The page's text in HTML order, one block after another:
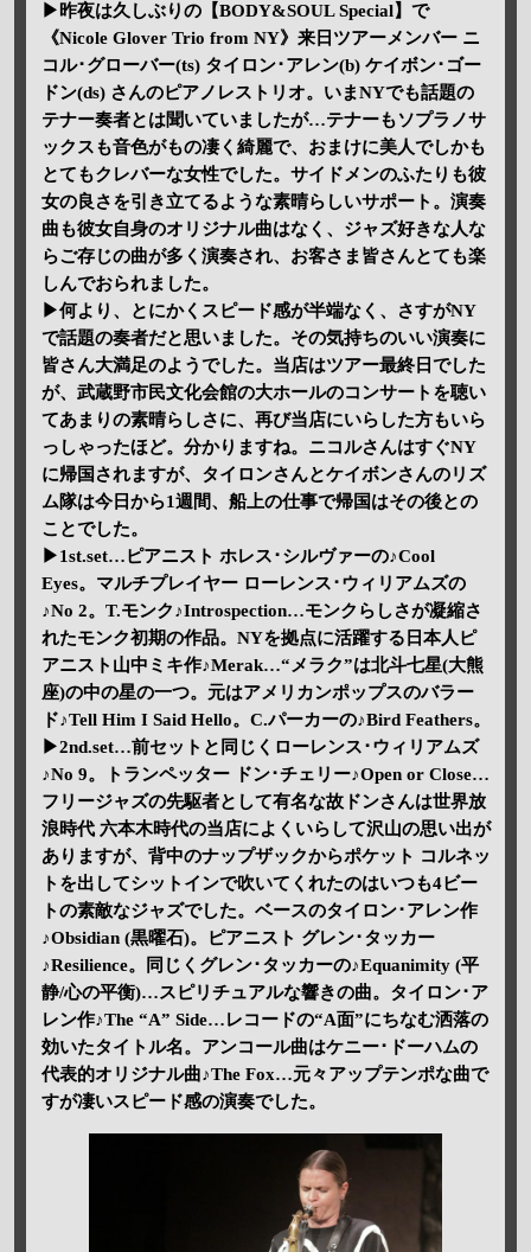
▶昨夜は久しぶりの【BODY&SOUL Special】で
《Nicole Glover Trio from NY》来日ツアーメンバー ニ
コル･グローバー(ts) タイロン･アレン(b) ケイボン･ゴー
ドン(ds) さんのピアノレストリオ。いまNYでも話題の
テナー奏者とは聞いていましたが…テナーもソプラノサ
ックスも音色がもの凄く綺麗で、おまけに美人でしかも
とてもクレバーな女性でした。サイドメンのふたりも彼
女の良さを引き立てるような素晴らしいサポート。演奏
曲も彼女自身のオリジナル曲はなく、ジャズ好きな人な
らご存じの曲が多く演奏され、お客さま皆さんとても楽
しんでおられました。
▶何より、とにかくスピード感が半端なく、さすがNY
で話題の奏者だと思いました。その気持ちのいい演奏に
皆さん大満足のようでした。当店はツアー最終日でした
が、武蔵野市民文化会館の大ホールのコンサートを聴い
てあまりの素晴らしさに、再び当店にいらした方もいら
っしゃったほど。分かりますね。ニコルさんはすぐNY
に帰国されますが、タイロンさんとケイボンさんのリズ
ム隊は今日から1週間、船上の仕事で帰国はその後との
ことでした。
▶1st.set…ピアニスト ホレス･シルヴァーの♪Cool
Eyes。マルチプレイヤー ローレンス･ウィリアムズの
♪No 2。T.モンク♪Introspection…モンクらしさが凝縮さ
れたモンク初期の作品。NYを拠点に活躍する日本人ピ
アニスト山中ミキ作♪Merak…“メラク”は北斗七星(大熊
座)の中の星の一つ。元はアメリカンポップスのバラー
ド♪Tell Him I Said Hello。C.パーカーの♪Bird Feathers。
▶2nd.set…前セットと同じくローレンス･ウィリアムズ
♪No 9。トランペッター ドン･チェリー♪Open or Close…
フリージャズの先駆者として有名な故ドンさんは世界放
浪時代 六本木時代の当店によくいらして沢山の思い出が
ありますが、背中のナップザックからポケット コルネッ
トを出してシットインで吹いてくれたのはいつも4ビー
トの素敵なジャズでした。ベースのタイロン･アレン作
♪Obsidian (黒曜石)。ピアニスト グレン･タッカー
♪Resilience。同じくグレン･タッカーの♪Equanimity (平
静/心の平衡)…スピリチュアルな響きの曲。タイロン･ア
レン作♪The “A” Side…レコードの“A面”にちなむ洒落の
効いたタイトル名。アンコール曲はケニー･ドーハムの
代表的オリジナル曲♪The Fox…元々アップテンポな曲で
すが凄いスピード感の演奏でした。